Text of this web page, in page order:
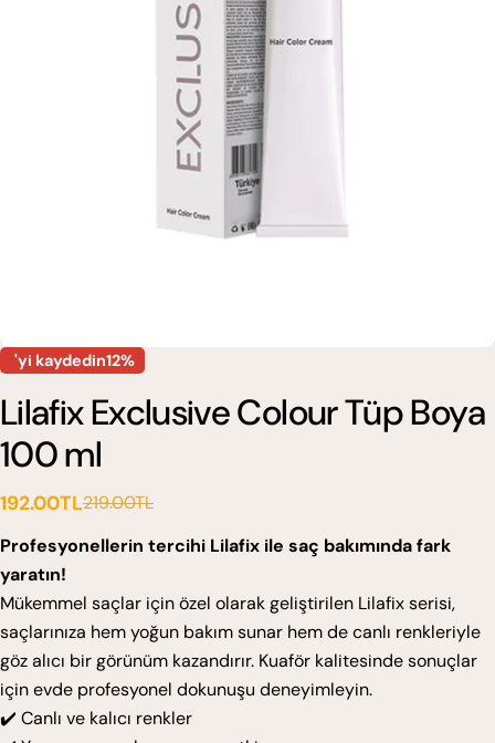
medyasını modda açın
'yi kaydedin12%
Lilafix Exclusive Colour Tüp Boya
100 ml
Satış
ücreti
192.00TL
Normal
fiyat
219.00TL
Profesyonellerin tercihi Lilafix ile saç bakımında fark
yaratın!
Mükemmel saçlar için özel olarak geliştirilen Lilafix serisi,
saçlarınıza hem yoğun bakım sunar hem de canlı renkleriyle
göz alıcı bir görünüm kazandırır. Kuaför kalitesinde sonuçlar
için evde profesyonel dokunuşu deneyimleyin.
✔️ Canlı ve kalıcı renkler